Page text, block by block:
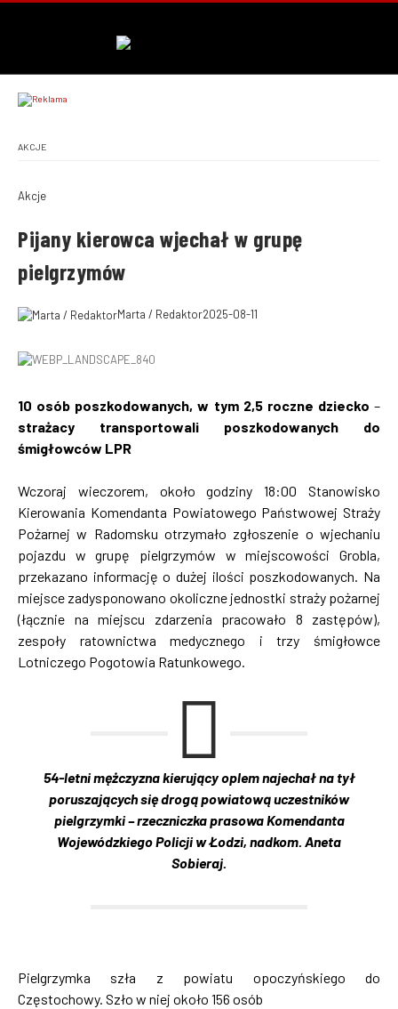
AKCJE
Akcje
Pijany kierowca wjechał w grupę
pielgrzymów
Marta / Redaktor2025-08-11
10 osób poszkodowanych, w tym 2,5 roczne dziecko –
strażacy transportowali poszkodowanych do
śmigłowców LPR
Wczoraj wieczorem, około godziny 18:00 Stanowisko
Kierowania Komendanta Powiatowego Państwowej Straży
Pożarnej w Radomsku otrzymało zgłoszenie o wjechaniu
pojazdu w grupę pielgrzymów w miejscowości Grobla,
przekazano informację o dużej ilości poszkodowanych. Na
miejsce zadysponowano okoliczne jednostki straży pożarnej
(łącznie na miejscu zdarzenia pracowało 8 zastępów),
zespoły ratownictwa medycznego i trzy śmigłowce
Lotniczego Pogotowia Ratunkowego.
54-letni mężczyzna kierujący oplem najechał na tył
poruszających się drogą powiatową uczestników
pielgrzymki – rzeczniczka prasowa Komendanta
Wojewódzkiego Policji w Łodzi, nadkom. Aneta
Sobieraj.
Pielgrzymka szła z powiatu opoczyńskiego do
Częstochowy. Szło w niej około 156 osób